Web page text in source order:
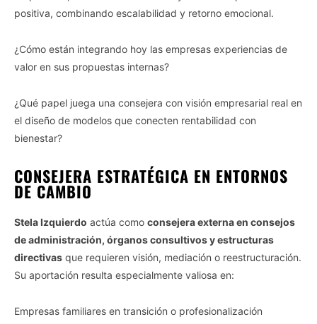
positiva, combinando escalabilidad y retorno emocional.
¿Cómo están integrando hoy las empresas experiencias de
valor en sus propuestas internas?
¿Qué papel juega una consejera con visión empresarial real en
el diseño de modelos que conecten rentabilidad con
bienestar?
CONSEJERA ESTRATÉGICA EN ENTORNOS
DE CAMBIO
Stela Izquierdo actúa como consejera externa en consejos
de administración, órganos consultivos y estructuras
directivas que requieren visión, mediación o reestructuración.
Su aportación resulta especialmente valiosa en:
Empresas familiares en transición o profesionalización